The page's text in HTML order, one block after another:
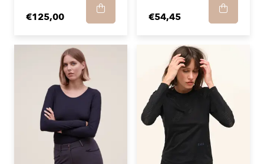
€125,00 €54,45